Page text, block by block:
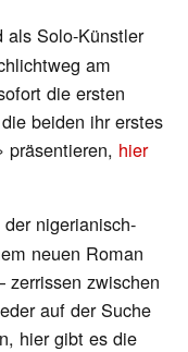
als Solo-Künstler
am
die ersten
beiden ihr erstes
präsentieren, hier
der nigerianisch-
neuen Roman
zerrissen zwischen
auf der Suche
hier gibt es die